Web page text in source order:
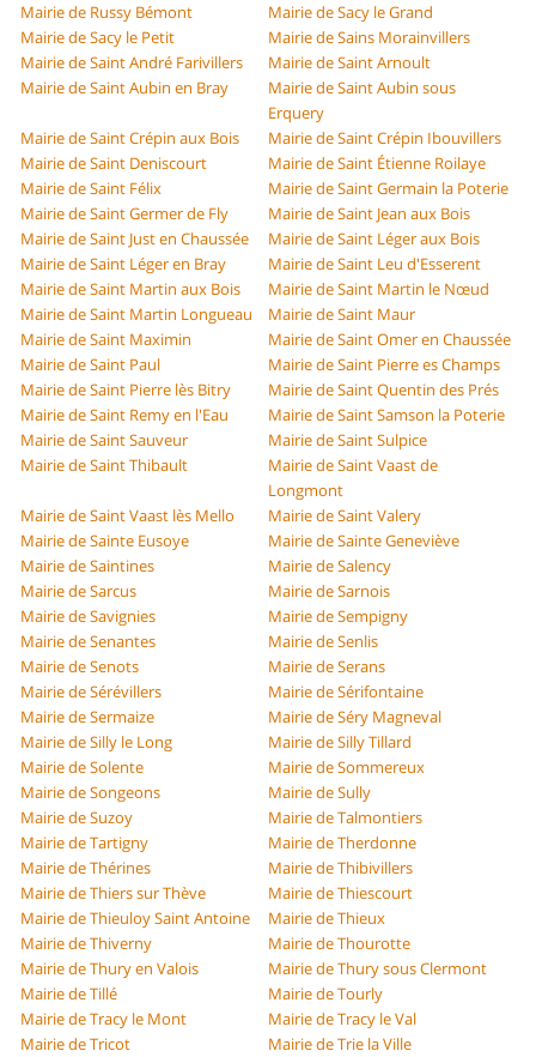
Mairie de Russy Bémont
Mairie de Sacy le Grand
Mairie de Sacy le Petit
Mairie de Sains Morainvillers
Mairie de Saint André Farivillers
Mairie de Saint Arnoult
Mairie de Saint Aubin en Bray
Mairie de Saint Aubin sous
Erquery
Mairie de Saint Crépin aux Bois
Mairie de Saint Crépin Ibouvillers
Mairie de Saint Deniscourt
Mairie de Saint Étienne Roilaye
Mairie de Saint Félix
Mairie de Saint Germain la Poterie
Mairie de Saint Germer de Fly
Mairie de Saint Jean aux Bois
Mairie de Saint Just en Chaussée
Mairie de Saint Léger aux Bois
Mairie de Saint Léger en Bray
Mairie de Saint Leu d'Esserent
Mairie de Saint Martin aux Bois
Mairie de Saint Martin le Nœud
Mairie de Saint Martin Longueau
Mairie de Saint Maur
Mairie de Saint Maximin
Mairie de Saint Omer en Chaussée
Mairie de Saint Paul
Mairie de Saint Pierre es Champs
Mairie de Saint Pierre lès Bitry
Mairie de Saint Quentin des Prés
Mairie de Saint Remy en l'Eau
Mairie de Saint Samson la Poterie
Mairie de Saint Sauveur
Mairie de Saint Sulpice
Mairie de Saint Thibault
Mairie de Saint Vaast de
Longmont
Mairie de Saint Vaast lès Mello
Mairie de Saint Valery
Mairie de Sainte Eusoye
Mairie de Sainte Geneviève
Mairie de Saintines
Mairie de Salency
Mairie de Sarcus
Mairie de Sarnois
Mairie de Savignies
Mairie de Sempigny
Mairie de Senantes
Mairie de Senlis
Mairie de Senots
Mairie de Serans
Mairie de Sérévillers
Mairie de Sérifontaine
Mairie de Sermaize
Mairie de Séry Magneval
Mairie de Silly le Long
Mairie de Silly Tillard
Mairie de Solente
Mairie de Sommereux
Mairie de Songeons
Mairie de Sully
Mairie de Suzoy
Mairie de Talmontiers
Mairie de Tartigny
Mairie de Therdonne
Mairie de Thérines
Mairie de Thibivillers
Mairie de Thiers sur Thève
Mairie de Thiescourt
Mairie de Thieuloy Saint Antoine
Mairie de Thieux
Mairie de Thiverny
Mairie de Thourotte
Mairie de Thury en Valois
Mairie de Thury sous Clermont
Mairie de Tillé
Mairie de Tourly
Mairie de Tracy le Mont
Mairie de Tracy le Val
Mairie de Tricot
Mairie de Trie la Ville